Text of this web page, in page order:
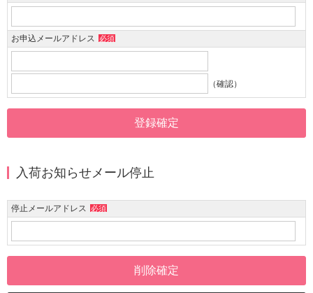
お申込メールアドレス 必須
（確認）
入荷お知らせメール停止
停止メールアドレス 必須